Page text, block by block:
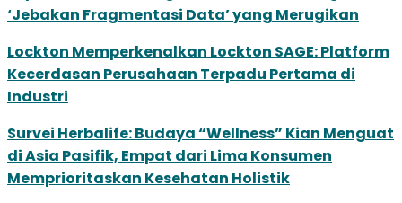
‘Jebakan Fragmentasi Data’ yang Merugikan
Lockton Memperkenalkan Lockton SAGE: Platform
Kecerdasan Perusahaan Terpadu Pertama di
Industri
Survei Herbalife: Budaya “Wellness” Kian Menguat
di Asia Pasifik, Empat dari Lima Konsumen
Memprioritaskan Kesehatan Holistik